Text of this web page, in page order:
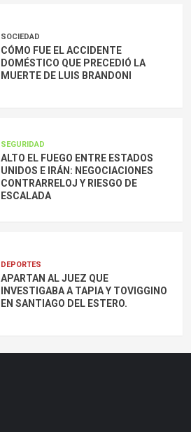
SOCIEDAD
CÓMO FUE EL ACCIDENTE
DOMÉSTICO QUE PRECEDIÓ LA
MUERTE DE LUIS BRANDONI
SEGURIDAD
ALTO EL FUEGO ENTRE ESTADOS
UNIDOS E IRÁN: NEGOCIACIONES
CONTRARRELOJ Y RIESGO DE
ESCALADA
DEPORTES
APARTAN AL JUEZ QUE
INVESTIGABA A TAPIA Y TOVIGGINO
EN SANTIAGO DEL ESTERO.